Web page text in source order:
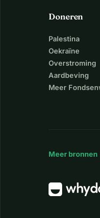
Doneren
Palestina
Oekraïne
Overstroming
Aardbeving
Meer
Meer bronnen